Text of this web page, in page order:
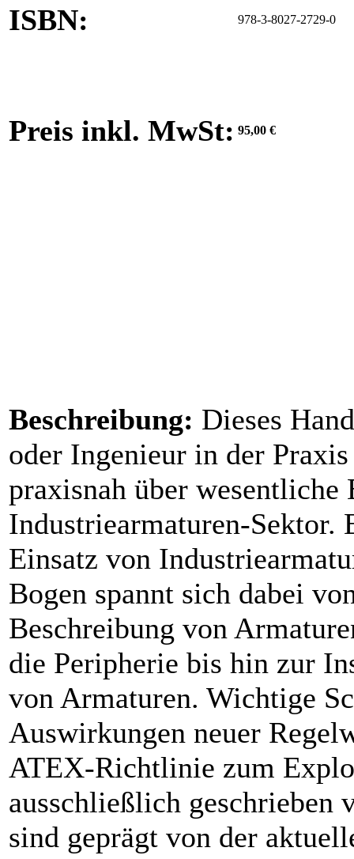
ISBN: 978-3-8027-2729-0
Preis inkl. MwSt: 95,00 €
Beschreibung: Dieses
oder Ingenieur in der
praxisnah über
Industriearmaturen-Sektor.
Einsatz von
Bogen spannt sich dabei
Beschreibung von
die Peripherie bis hin zur
von Armaturen. Wichtige
Auswirkungen neuer
ATEX-Richtlinie zum
ausschließlich geschrieben
sind geprägt von der